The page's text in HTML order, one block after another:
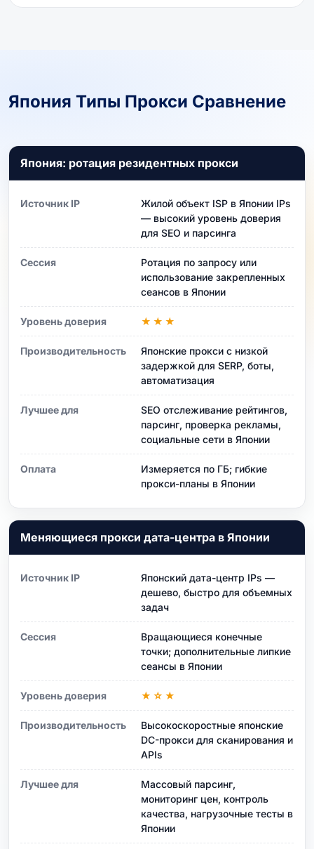
Япония Типы Прокси Сравнение
Япония: ротация резидентных прокси
Источник IP
Жилой объект ISP в Японии IPs
— высокий уровень доверия
для SEO и парсинга
Сессия
Ротация по запросу или
использование закрепленных
сеансов в Японии
Уровень доверия ★★★
Производительность
Японские прокси с низкой
задержкой для SERP, боты,
автоматизация
Лучшее для
SEO отслеживание рейтингов,
парсинг, проверка рекламы,
социальные сети в Японии
Оплата
Измеряется по ГБ; гибкие
прокси-планы в Японии
Меняющиеся прокси дата-центра в Японии
Источник IP
Японский дата-центр IPs —
дешево, быстро для объемных
задач
Сессия
Вращающиеся конечные
точки; дополнительные липкие
сеансы в Японии
Уровень доверия ★☆★
Производительность
Высокоскоростные японские
DC-прокси для сканирования и
APIs
Лучшее для
Массовый парсинг,
мониторинг цен, контроль
качества, нагрузочные тесты в
Японии